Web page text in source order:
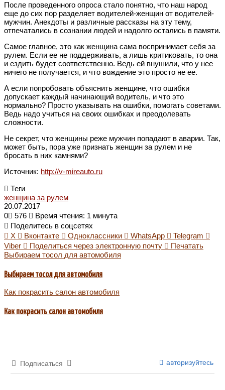
После проведенного опроса стало понятно, что наш народ
еще до сих пор разделяет водителей-женщин от водителей-
мужчин. Анекдоты и различные рассказы на эту тему,
отпечатались в сознании людей и надолго остались в памяти.
Самое главное, это как женщина сама воспринимает себя за
рулем. Если ее не поддерживать, а лишь критиковать, то она
и ездить будет соответственно. Ведь ей внушили, что у нее
ничего не получается, и что вождение это просто не ее.
А если попробовать объяснить женщине, что ошибки
допускает каждый начинающий водитель, и что это
нормально? Просто указывать на ошибки, помогать советами.
Ведь надо учиться на своих ошибках и преодолевать
сложности.
Не секрет, что женщины реже мужчин попадают в аварии. Так,
может быть, пора уже признать женщин за рулем и не
бросать в них камнями?
Источник: http://v-mireauto.ru
Теги
женщина за рулем
20.07.2017
0
576
Время чтения: 1 минута
Поделитесь в соцсетях
X
Вконтакте Одноклассники WhatsApp
Telegram
Viber
Поделиться через электронную почту
Печатать
Выбираем тосол для автомобиля
Выбираем тосол для автомобиля
Как покрасить салон автомобиля
Как покрасить салон автомобиля
Подписаться авторизуйтесь